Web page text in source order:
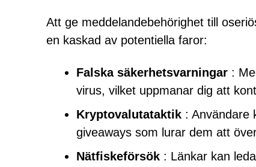
Att ge meddelandebehörighet till
en kaskad av potentiella faror:
Falska säkerhetsvarningar :
virus, vilket uppmanar dig att
Kryptovalutataktik : Användare
giveaways som lurar dem att
Nätfiskeförsök : Länkar kan